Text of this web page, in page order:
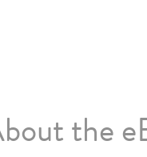
the